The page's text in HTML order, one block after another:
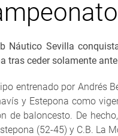
Náutico Sevilla
tras ceder solamente
entrenado por Andrés
y Estepona como
de baloncesto. De
(52-45) y C.B. La